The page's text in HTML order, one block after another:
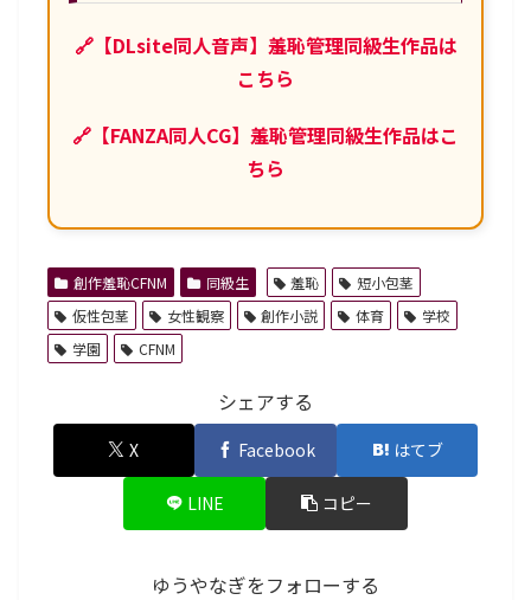
🔗【DLsite同人音声】羞恥管理同級生作品は
こちら
🔗【FANZA同人CG】羞恥管理同級生作品はこ
ちら
創作羞恥CFNM 同級生 羞恥
短小包茎
仮性包茎
女性観察 創作小説 体育
学校
学園
CFNM
シェアする
X Facebook はてブ
LINE コピー
ゆうやなぎをフォローする